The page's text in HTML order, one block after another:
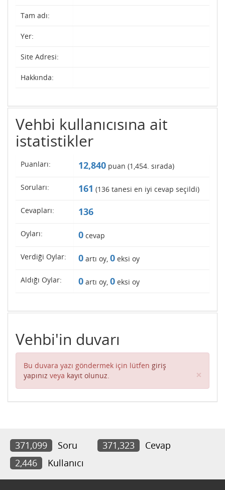
Tam adı:
Yer:
Site Adresi:
Hakkında:
Vehbi kullanıcısına ait
istatistikler
Puanları: 12,840 puan (1,454. sırada)
Soruları: 161 (136 tanesi en iyi cevap seçildi)
Cevapları: 136
Oyları: 0 cevap
Verdiği Oylar: 0 artı oy, 0 eksi oy
Aldığı Oylar: 0 artı oy, 0 eksi oy
Vehbi'in duvarı
Bu duvara yazı göndermek için lütfen giriş
yapınız veya kayıt olunuz. ×
371,099 Soru 371,323
Cevap
2,446
Kullanıcı